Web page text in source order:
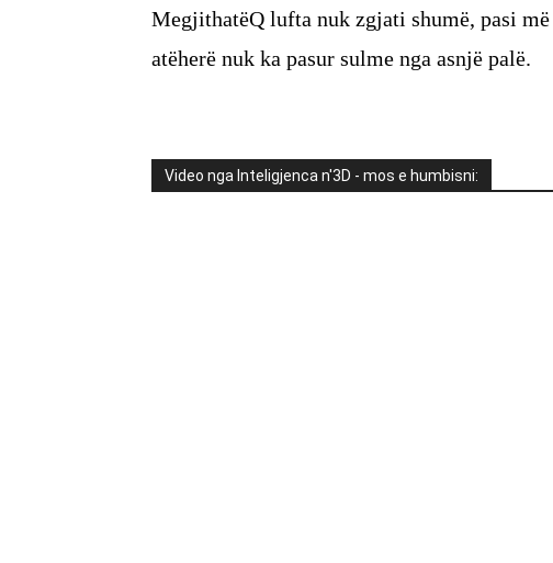
MegjithatëQ lufta nuk zgjati shumë, pasi
atëherë nuk ka pasur sulme nga asnjë palë.
Video nga Inteligjenca n'3D - mos e humbisni: